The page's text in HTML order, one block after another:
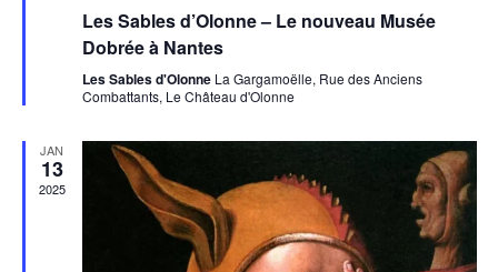
avant
Les Sables d’Olonne – Le nouveau Musée
Dobrée à Nantes
Les Sables d'Olonne La Gargamoëlle, Rue des Anciens
Combattants, Le Château d'Olonne
JAN
13
2025